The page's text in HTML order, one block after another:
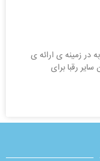
در زمینه ی ارائه ی
رقبا برای